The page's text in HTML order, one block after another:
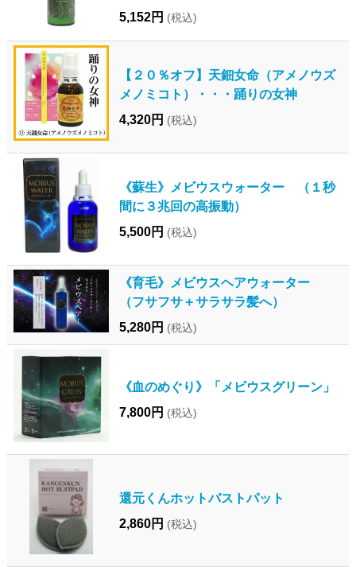
5,152円 (税込)
【２０％オフ】天鈿女命（アメノウズ
メノミコト）・・・踊りの女神
4,320円 (税込)
《蘇生》メビウスウォーター （１秒
間に３兆回の高振動）
5,500円 (税込)
《育毛》メビウスヘアウォーター
（フサフサ＋サラサラ髪へ）
5,280円 (税込)
《血のめぐり》「メビウスグリーン」
7,800円 (税込)
還元くんホットバストパット
2,860円 (税込)